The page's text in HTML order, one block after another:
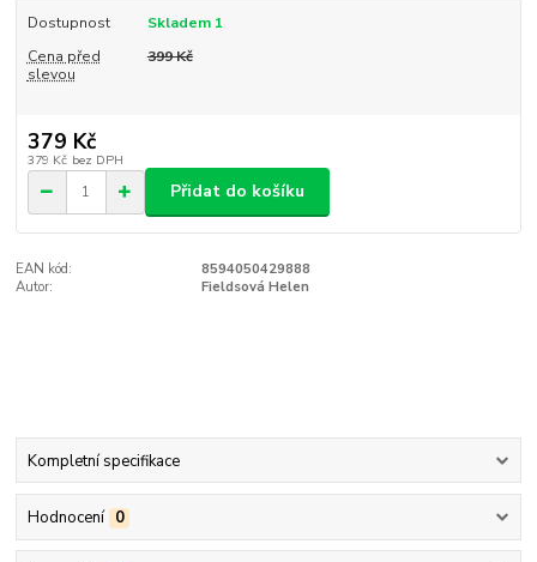
Dostupnost
Skladem 1
Cena před
slevou
399 Kč
379 Kč
379 Kč bez DPH
Přidat do košíku
EAN kód:
8594050429888
Autor:
Fieldsová Helen
Kompletní specifikace
Hodnocení 0